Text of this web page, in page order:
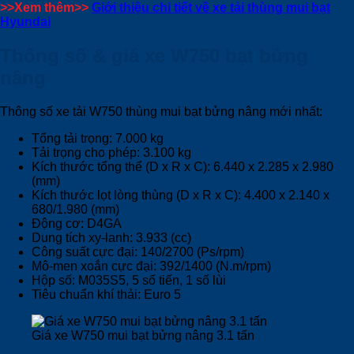
>>Xem thêm>> Giới thiệu chi tiết về xe tải thùng mui bạt
Hyundai
Thông số xe tải W750 thùng mui bạt bửng nâng mới nhất:
Tổng tải trọng: 7.000 kg
Tải trọng cho phép: 3.100 kg
Kích thước tổng thể (D x R x C): 6.440 x 2.285 x 2.980
(mm)
Kích thước lọt lòng thùng (D x R x C): 4.400 x 2.140 x
680/1.980 (mm)
Động cơ: D4GA
Dung tích xy-lanh: 3.933 (cc)
Công suất cực đại: 140/2700 (Ps/rpm)
Mô-men xoắn cực đại: 392/1400 (N.m/rpm)
Hộp số: M035S5, 5 số tiến, 1 số lùi
Tiêu chuẩn khí thải: Euro 5
Giá xe W750 mui bạt bửng nâng 3.1 tấn